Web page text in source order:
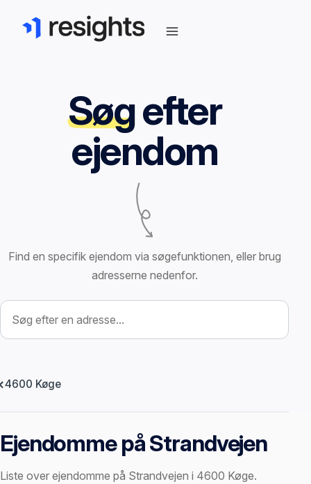
Søgefter
ejendom
Find en specifik ejendom via søgefunktionen, eller brug
adresserne nedenfor.
Søg efter ejendom
4600 Køge
Ejendomme på Strandvejen
Liste over ejendomme på Strandvejen i 4600 Køge.